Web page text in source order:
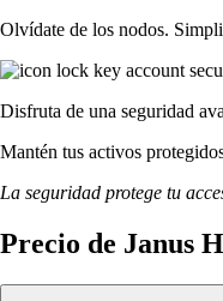
Olvídate de los nodos.
Disfruta de una seguridad
Mantén tus activos
La seguridad protege tu
Precio de Janus